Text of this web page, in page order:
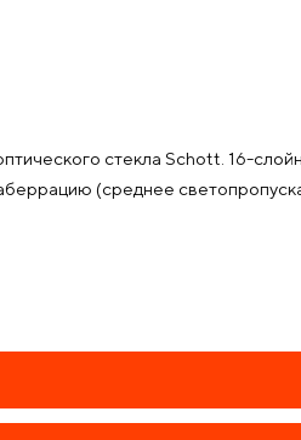
стекла Schott. 16-
(среднее